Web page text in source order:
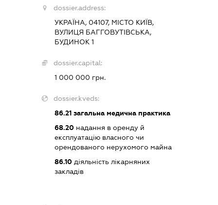
dossier.address:
УКРАЇНА, 04107, МІСТО КИЇВ,
ВУЛИЦЯ БАГГОВУТІВСЬКА,
БУДИНОК 1
dossier.capital:
1 000 000 грн.
dossier.kveds:
86.21 загальна медична практика
68.20 надання в оренду й
експлуатацію власного чи
орендованого нерухомого майна
86.10 діяльність лікарняних
закладів